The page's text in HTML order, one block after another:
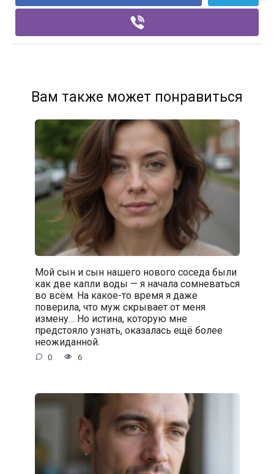
Вам также может понравиться
Мой сын и сын нашего нового соседа были
как две капли воды — я начала сомневаться
во всём. На какое-то время я даже
поверила, что муж скрывает от меня
измену… Но истина, которую мне
предстояло узнать, оказалась ещё более
неожиданной.
0 6